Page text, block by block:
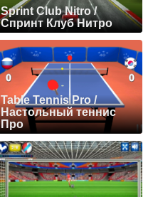
Sprint Club Nitro /
Спринт Клуб Нитро
Table Tennis Pro /
Настольный теннис
Про